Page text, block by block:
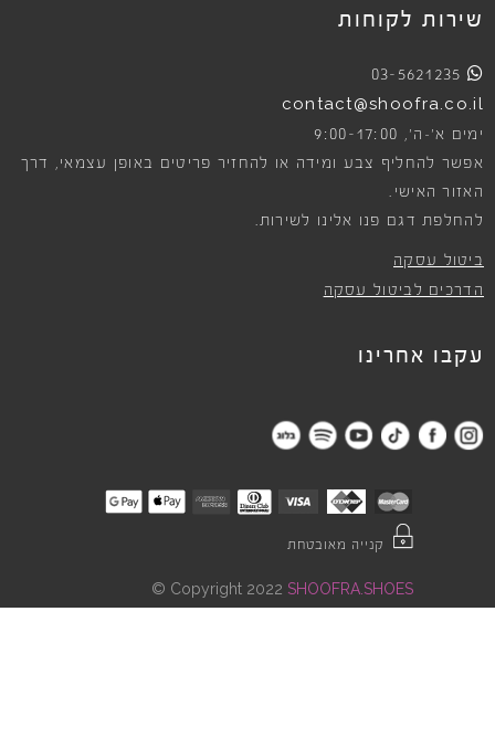
שירות לקוחות
03-5621235
contact@shoofra.co.il
ימים א׳-ה׳, 9:00-17:00
אפשר להחליף צבע ומידה או להחזיר פריטים באופן עצמאי, דרך
האזור האישי.
להחלפת דגם פנו אלינו לשירות.
ביטול עסקה
הדרכים לביטול עסקה
עקבו אחרינו
קנייה מאובטחת
Copyright 2022 SHOOFRA.SHOES
©